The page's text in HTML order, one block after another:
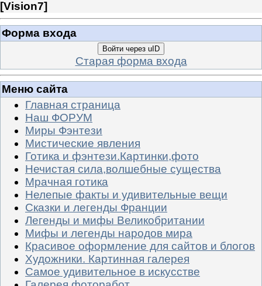
[Vision7]
Форма входа
Войти через uID
Старая форма входа
Меню сайта
Главная страница
Наш ФОРУМ
Миры Фэнтези
Мистические явления
Готика и фэнтези.Картинки,фото
Нечистая сила,волшебные существа
Мрачная готика
Нелепые факты и удивительные вещи
Сказки и легенды Франции
Легенды и мифы Великобритании
Мифы и легенды народов мира
Красивое оформление для сайтов и блогов
Художники. Картинная галерея
Самое удивительное в искусстве